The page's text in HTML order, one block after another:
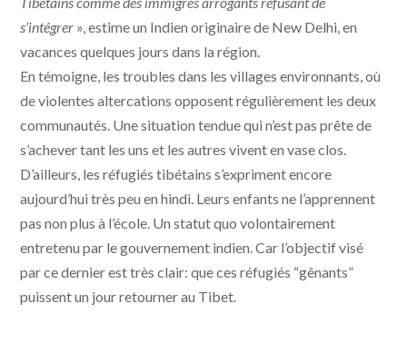
s’intégrer », estime un Indien originaire de New Delhi, en
vacances quelques jours dans la région.
En témoigne, les troubles dans les villages environnants, où
de violentes altercations opposent régulièrement les deux
communautés. Une situation tendue qui n’est pas prête de
s’achever tant les uns et les autres vivent en vase clos.
D’ailleurs, les réfugiés tibétains s’expriment encore
aujourd’hui très peu en hindi. Leurs enfants ne l’apprennent
pas non plus à l’école. Un statut quo volontairement
entretenu par le gouvernement indien. Car l’objectif visé
par ce dernier est très clair: que ces réfugiés “gênants”
puissent un jour retourner au Tibet.